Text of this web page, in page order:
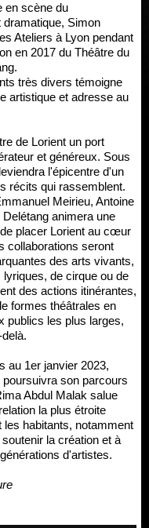
en scène du
Simon
Ateliers à Lyon pendant
en 2017 du Théâtre du
très divers témoigne
artistique et adresse au
de Lorient un port
et généreux. Sous
l'épicentre d'un
récits qui rassemblent.
Meirieu, Antoine
animera une
placer Lorient au cœur
collaborations seront
des arts vivants,
de cirque ou de
des actions itinérantes,
formes théâtrales en
publics les plus larges,
au 1er janvier 2023,
son parcours
Abdul Malak salue
la plus étroite
les habitants, notamment
la création et à
d'artistes.